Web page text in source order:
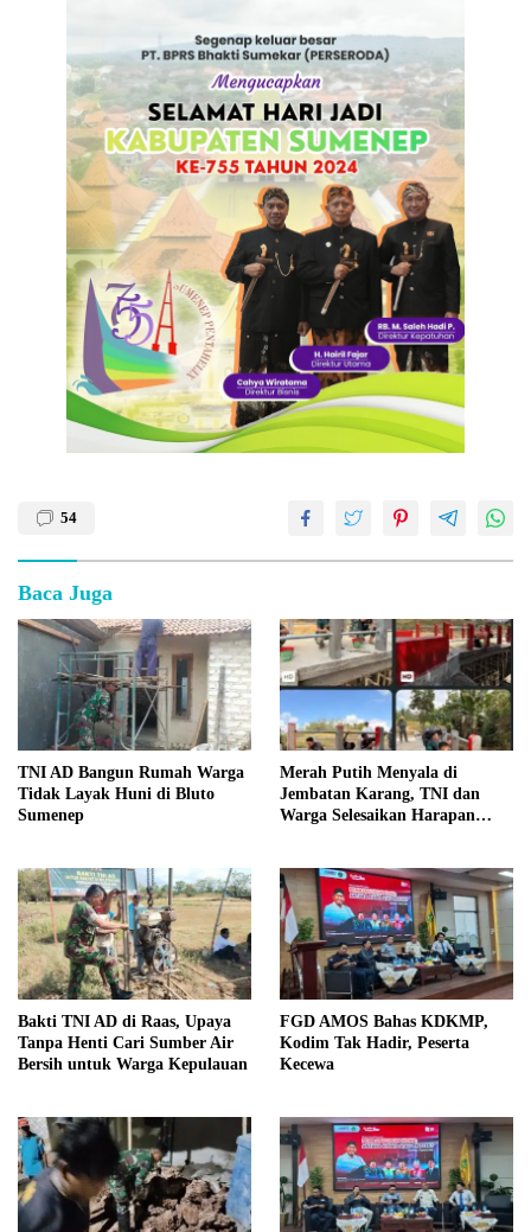
54
Baca Juga
TNI AD Bangun Rumah Warga
Tidak Layak Huni di Bluto
Sumenep
Merah Putih Menyala di
Jembatan Karang, TNI dan
Warga Selesaikan Harapan
Bakti TNI AD di Raas, Upaya
Tanpa Henti Cari Sumber Air
Bersih untuk Warga Kepulauan
FGD AMOS Bahas KDKMP,
Kodim Tak Hadir, Peserta
Kecewa